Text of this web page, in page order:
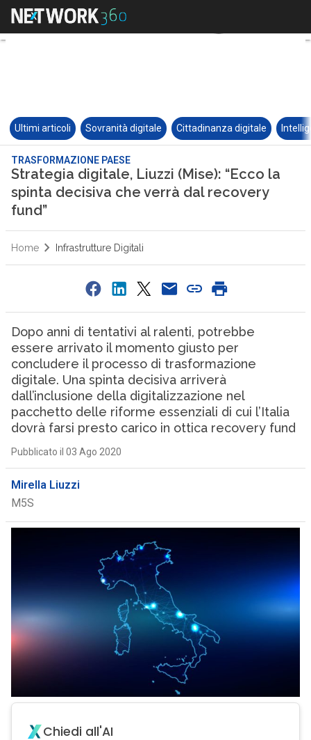
Ultimi articoli Sovranità digitale Cittadinanza digitale
TRASFORMAZIONE PAESE
Strategia digitale, Liuzzi (Mise): “Ecco la
spinta decisiva che verrà dal recovery
fund”
Home Infrastrutture Digitali
Dopo anni di tentativi al ralenti, potrebbe
essere arrivato il momento giusto per
concludere il processo di trasformazione
digitale. Una spinta decisiva arriverà
dall’inclusione della digitalizzazione nel
pacchetto delle riforme essenziali di cui l’Italia
dovrà farsi presto carico in ottica recovery fund
Pubblicato il 03 Ago 2020
Mirella Liuzzi
M5S
Chiedi all'AI